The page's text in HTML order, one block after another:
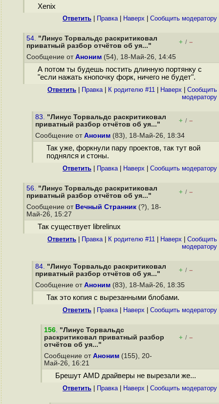
Xenix
Ответить Правка| Наверх Cообщить модератору
54. "Линус Торвальдс раскритиковал
приватный разбор отчётов об уя..."
+ / –
Сообщение от Аноним (54), 18-Май-26, 14:45
А потом ты будешь постить длинную портянку с
"если нажать кнопочку форк, ничего не будет".
Ответить Правка| К родителю #11 Наверх
Cообщить
модератору
83. "Линус Торвальдс раскритиковал
приватный разбор отчётов об уя..."
+ / –
Сообщение от Аноним (83), 18-Май-26, 18:34
Так уже, форкнули пару проектов, так тут вой
поднялся и стоны.
Ответить Правка| Наверх Cообщить модератору
56. "Линус Торвальдс раскритиковал
приватный разбор отчётов об уя..."
+ / –
Сообщение от Вечный Странник (?), 18-
Май-26, 15:27
Так существует librelinux
Ответить Правка| К родителю #11 Наверх
Cообщить
модератору
84. "Линус Торвальдс раскритиковал
приватный разбор отчётов об уя..."
+ / –
Сообщение от Аноним (83), 18-Май-26, 18:35
Так это копия с вырезанными блобами.
Ответить Правка| Наверх Cообщить модератору
156. "Линус Торвальдс
раскритиковал приватный разбор
отчётов об уя..."
+ / –
Сообщение от Аноним (155), 20-
Май-26, 16:21
Брешут AMD драйверы не вырезали же...
Ответить Правка| Наверх Cообщить модератору